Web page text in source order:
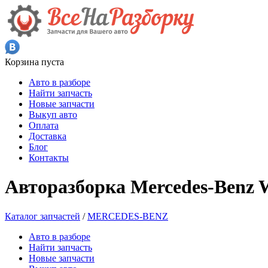
Корзина пуста
Авто в разборе
Найти запчасть
Новые запчасти
Выкуп авто
Оплата
Доставка
Блог
Контакты
Авторазборка Mercedes-Benz
Каталог запчастей /MERCEDES-BENZ
Авто в разборе
Найти запчасть
Новые запчасти